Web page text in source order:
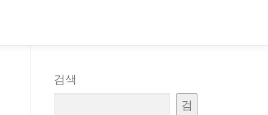
검색
검